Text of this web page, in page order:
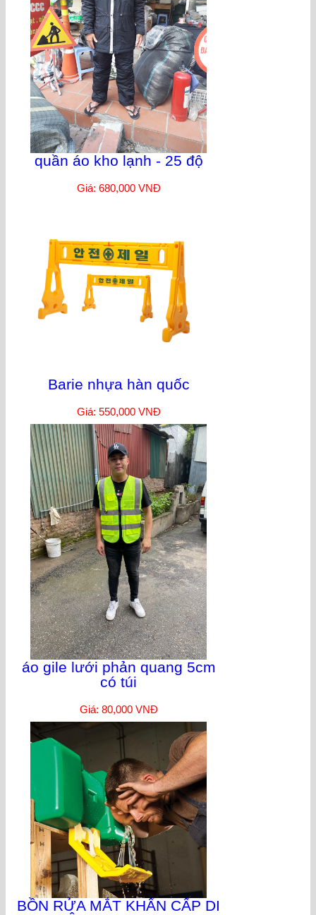
quần áo kho lạnh - 25 độ
Giá: 680,000 VNĐ
Barie nhựa hàn quốc
Giá: 550,000 VNĐ
áo gile lưới phản quang 5cm
có túi
Giá: 80,000 VNĐ
BỒN RỬA MẮT KHẨN CẤP DI